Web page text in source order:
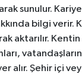
sunulur.
bilgi verir.
aktarılır.
alır. Şehir içi